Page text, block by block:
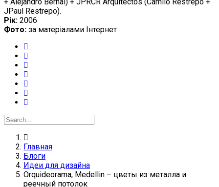
JPaul Restrepo).
Рік: 2006
Фото: за матеріалами Інтернет
Главная
Блоги
Идеи для дизайна
Orquideorama, Medellin – цветы из металла и
реечный потолок